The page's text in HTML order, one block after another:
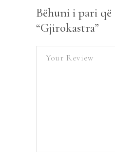
Bëhuni i pari
“Gjirokastra”